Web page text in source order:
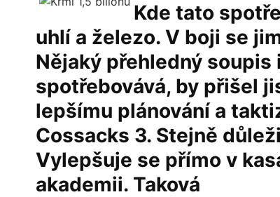
Kde tato
uhlí a železo. V boji se
Nějaký přehledný
spotřebovává, by přišel
lepšímu plánování a
Cossacks 3. Stejně
Vylepšuje se přímo v
akademii. Taková